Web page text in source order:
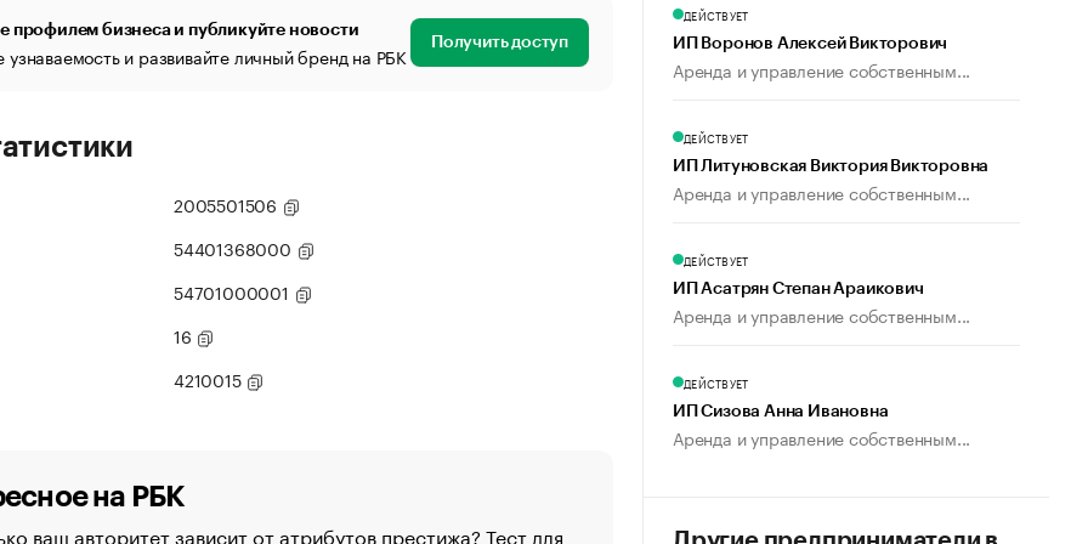
профилем бизнеса и публикуйте новости
и развивайте личный бренд на РБК Получить доступ
2005501506
54401368000
54701000001
16
4210015
на РБК
ваш авторитет зависит от атрибутов престижа? Тест для «От спорта тело стареет иначе». Как живет глава
ДЕЙСТВУЕТ
ИП Воронов Алексей Викторович
Аренда и управление собственным...
ДЕЙСТВУЕТ
ИП Литуновская Виктория Викторовна
Аренда и управление собственным...
ДЕЙСТВУЕТ
ИП Асатрян Степан Араикович
Аренда и управление собственным...
ДЕЙСТВУЕТ
ИП Сизова Анна Ивановна
Аренда и управление собственным...